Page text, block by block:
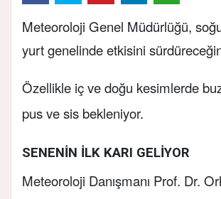
Meteoroloji Genel Müdürlüğü,
yurt genelinde etkisini
Özellikle iç ve doğu kesimlerde
pus ve sis bekleniyor.
SENENİN İLK KARI GELİYOR
Meteoroloji Danışmanı Prof. Dr.